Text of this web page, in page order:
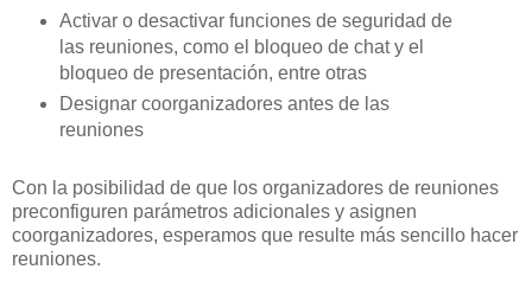
Activar o desactivar funciones de seguridad de
las reuniones, como el bloqueo de chat y el
bloqueo de presentación, entre otras
Designar coorganizadores antes de las
reuniones
Con la posibilidad de que los organizadores de reuniones
preconfiguren parámetros adicionales y asignen
coorganizadores, esperamos que resulte más sencillo hacer
reuniones.